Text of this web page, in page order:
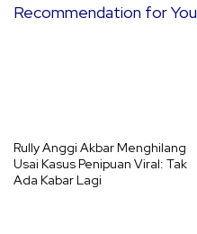
Recommendation for You
Rully Anggi Akbar Menghilang
Usai Kasus Penipuan Viral: Tak
Ada Kabar Lagi